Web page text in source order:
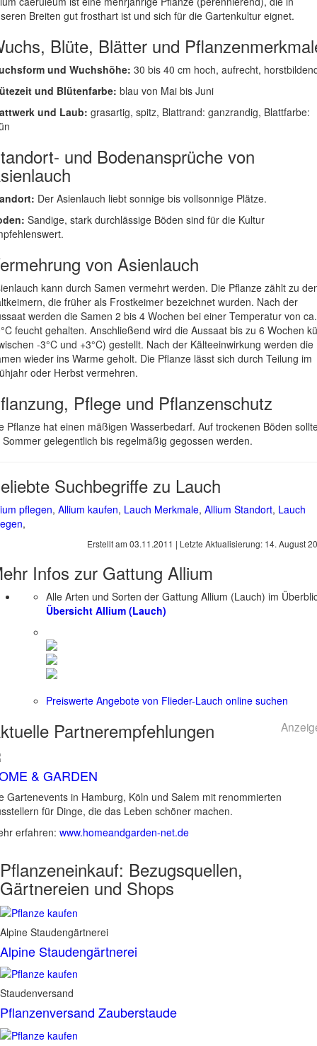
Breiten gut frosthart ist und sich für die Gartenkultur eignet.
Blüte, Blätter und
und Wuchshöhe: 30 bis 40 cm hoch, aufrecht,
und Blütenfarbe: blau von Mai bis Juni
und Laub: grasartig, spitz, Blattrand: ganzrandig, Blattfarbe:
und Bodenansprüche von
Der Asienlauch liebt sonnige bis vollsonnige Plätze.
Sandige, stark durchlässige Böden sind für die Kultur
von Asienlauch
kann durch Samen vermehrt werden. Die Pflanze zählt zu
die früher als Frostkeimer bezeichnet wurden. Nach der
werden die Samen 2 bis 4 Wochen bei einer Temperatur von ca.
feucht gehalten. Anschließend wird die Aussaat bis zu 6 Wochen
-3°C und +3°C) gestellt. Nach der Kälteeinwirkung werden die
wieder ins Warme geholt. Die Pflanze lässt sich durch Teilung im
oder Herbst vermehren.
Pflege und Pflanzenschutz
Pflanze hat einen mäßigen Wasserbedarf. Auf trockenen Böden
Sommer gelegentlich bis regelmäßig gegossen werden.
Suchbegriffe zu Lauch
pflegen, Allium kaufen, Lauch Merkmale, Allium Standort, Lauch
,
Erstellt am 03.11.2011 | Letzte Aktualisierung: 14. August
Infos zur Gattung Allium
Alle Arten und Sorten der Gattung Allium (Lauch) im
Übersicht Allium (Lauch)
Preiswerte Angebote von Flieder-Lauch online suchen
Partnerempfehlungen
& GARDEN
Gartenevents in Hamburg, Köln und Salem mit renommierten
für Dinge, die das Leben schöner machen.
erfahren: www.homeandgarden-net.de
Pflanzeneinkauf: Bezugsquellen,
Gärtnereien und Shops
Alpine Staudengärtnerei
Alpine Staudengärtnerei
Staudenversand
Pflanzenversand Zauberstaude